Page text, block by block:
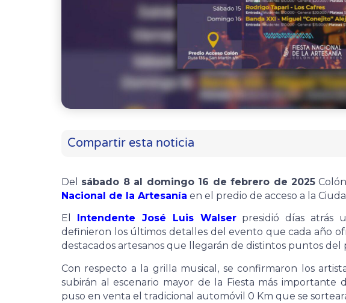
Compartir esta noticia
Del sábado 8 al domingo 16 de febrero de 2025
Nacional de la Artesanía en el predio de acceso a la
El
Intendente José Luis Walserpresidió días atrás
definieron los últimos detalles del evento que cada año
destacados artesanos que llegarán de distintos puntos del
Con respecto a la grilla musical, se confirmaron los
subirán al escenario mayor de la Fiesta más importante
puso en venta el tradicional automóvil 0 Km que se